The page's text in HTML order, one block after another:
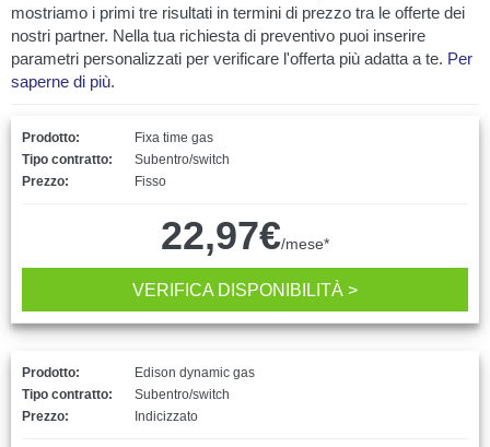
mostriamo i primi tre risultati in termini di prezzo tra le offerte dei
nostri partner. Nella tua richiesta di preventivo puoi inserire
parametri personalizzati per verificare l'offerta più adatta a te. Per
saperne di più.
Prodotto:
Tipo contratto:
Prezzo:
Fixa time gas
Subentro/switch
Fisso
22,97€/mese*
VERIFICA DISPONIBILITÀ >
Prodotto:
Tipo contratto:
Prezzo:
Edison dynamic gas
Subentro/switch
Indicizzato